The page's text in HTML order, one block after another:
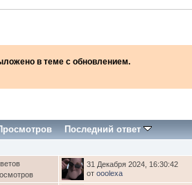
в теме с обновлением.
Последний ответ
31 Декабря 2024, 16:30:42
отooolexa